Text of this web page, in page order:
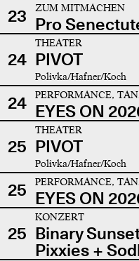
23
ZUM MITMACHEN
Pro
24
THEATER
PIVOT
Polivka/Hafner/Koch
24 PERFORMANCE,
EYES ON
25
THEATER
PIVOT
Polivka/Hafner/Koch
25 PERFORMANCE,
EYES ON
25
KONZERT
Binary
Pixxies +